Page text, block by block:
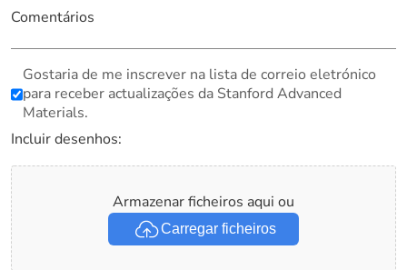
Comentários
Gostaria de me inscrever na lista de correio eletrónico
para receber actualizações da Stanford Advanced
Materials.
Incluir desenhos:
Armazenar ficheiros aqui ou
Carregar ficheiros